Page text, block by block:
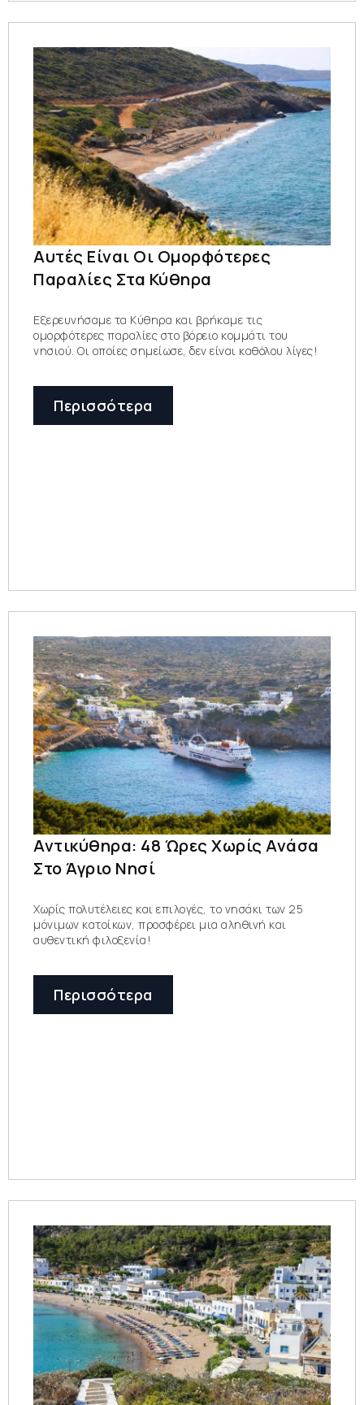
Αυτές Είναι Οι Ομορφότερες
Παραλίες Στα Κύθηρα
Εξερευνήσαμε τα Κύθηρα και βρήκαμε τις
ομορφότερες παραλίες στο βόρειο κομμάτι του
νησιού. Οι οποίες σημείωσε, δεν είναι καθόλου λίγες!
Περισσότερα
Αντικύθηρα: 48 Ώρες Χωρίς Ανάσα
Στο Άγριο Νησί
Χωρίς πολυτέλειες και επιλογές, το νησάκι των 25
μόνιμων κατοίκων, προσφέρει μια αληθινή και
αυθεντική φιλοξενία!
Περισσότερα